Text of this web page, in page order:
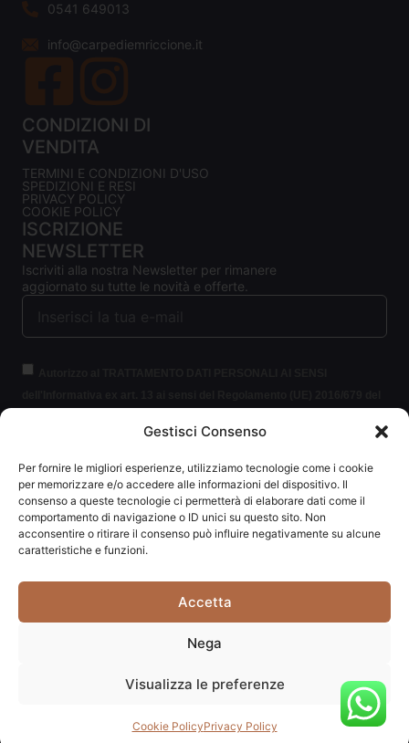
Gestisci Consenso
Per fornire le migliori esperienze, utilizziamo tecnologie come i cookie
per memorizzare e/o accedere alle informazioni del dispositivo. Il
consenso a queste tecnologie ci permetterà di elaborare dati come il
comportamento di navigazione o ID unici su questo sito. Non
acconsentire o ritirare il consenso può influire negativamente su alcune
caratteristiche e funzioni.
Accetta
Nega
Visualizza le preferenze
Cookie PolicyPrivacy Policy
0541 649013
info@carpediemriccione.it
CONDIZIONI DI
VENDITA
TERMINI E CONDIZIONI D'USO
SPEDIZIONI E RESI
PRIVACY POLICY
COOKIE POLICY
ISCRIZIONE
NEWSLETTER
Iscriviti alla nostra Newsletter per rimanere
aggiornato su tutte le novità e offerte.
protezione delle persone fisiche con riguardo al trattamento dei dati
informazioni.
ISCRIVITI ALLA NEWSLETTER
Carpediem di Traversa Monia | P.IVA: 03415840408 | REA:
Website powered byStudio99